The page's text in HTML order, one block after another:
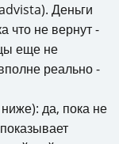
Деньги
что не вернут -
еще не
реально -
да, пока не